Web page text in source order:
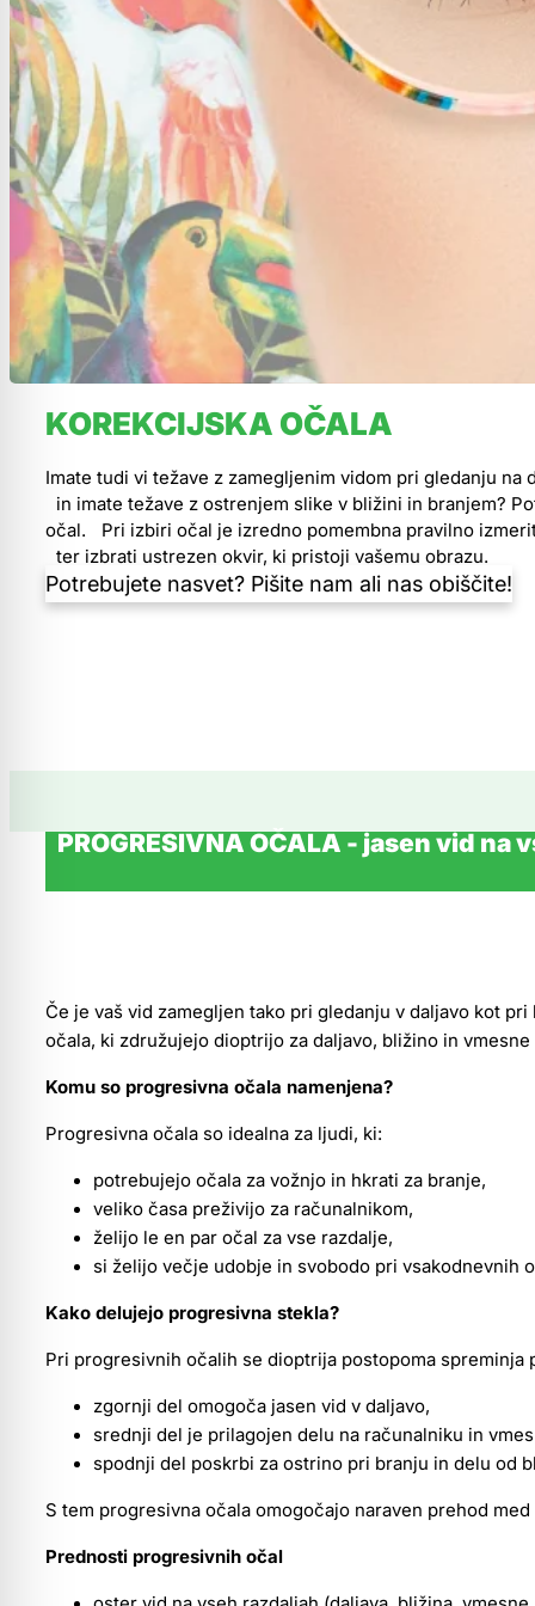
KOREKCIJSKA OČALA
Imate tudi vi težave z zamegljenim vidom pri gledanju na
in imate težave z ostrenjem slike v bližini in branjem?
očal. Pri izbiri očal je izredno pomembna pravilno
ter izbrati ustrezen okvir, ki pristoji vašemu obrazu.
Potrebujete nasvet? Pišite nam ali nas obiščite!
PROGRESIVNA OČALA - jasen vid na
Če je vaš vid zamegljen tako pri gledanju v daljavo kot
očala, ki združujejo dioptrijo za daljavo, bližino in
Komu so progresivna očala namenjena?
Progresivna očala so idealna za ljudi, ki:
potrebujejo očala za vožnjo in hkrati za branje,
veliko časa preživijo za računalnikom,
želijo le en par očal za vse razdalje,
si želijo večje udobje in svobodo pri vsakodnevnih
Kako delujejo progresivna stekla?
Pri progresivnih očalih se dioptrija postopoma spreminja
zgornji del omogoča jasen vid v daljavo,
srednji del je prilagojen delu na računalniku in
spodnji del poskrbi za ostrino pri branju in delu od
S tem progresivna očala omogočajo naraven prehod
Prednosti progresivnih očal